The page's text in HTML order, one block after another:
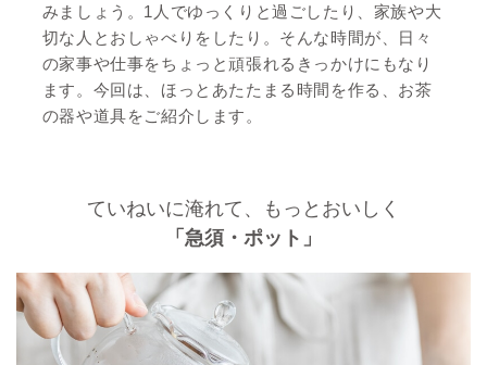
みましょう。1人でゆっくりと過ごしたり、家族や大
切な人とおしゃべりをしたり。そんな時間が、日々
の家事や仕事をちょっと頑張れるきっかけにもなり
ます。今回は、ほっとあたたまる時間を作る、お茶
の器や道具をご紹介します。
ていねいに淹れて、もっとおいしく
「急須・ポット」